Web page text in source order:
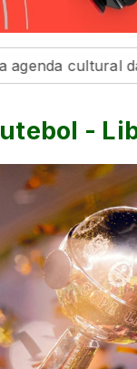
da semana
-